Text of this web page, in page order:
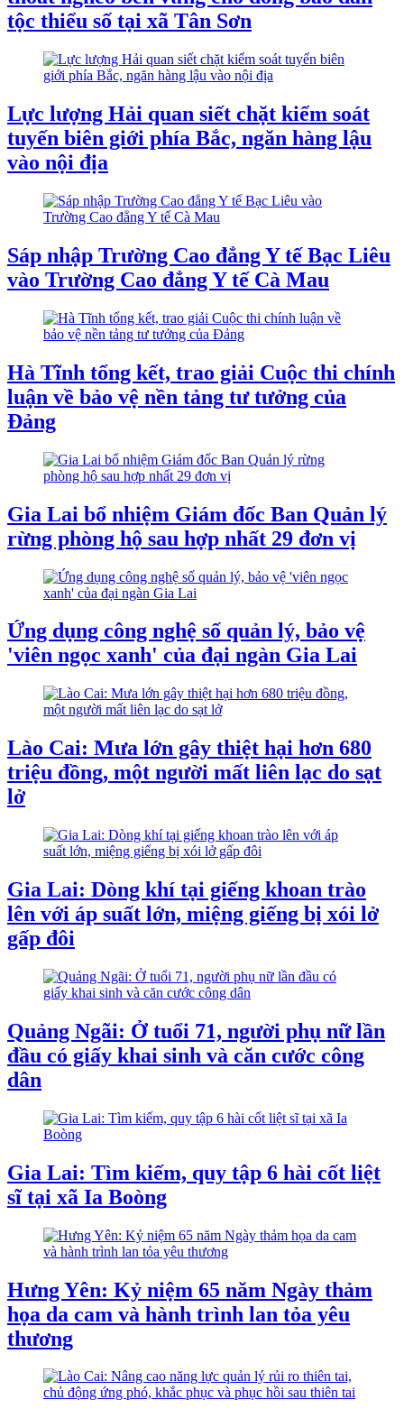
tộc thiểu số tại xã Tân Sơn
Lực lượng Hải quan siết chặt kiểm soát
tuyến biên giới phía Bắc, ngăn hàng lậu
vào nội địa
Sáp nhập Trường Cao đẳng Y tế Bạc Liêu
vào Trường Cao đẳng Y tế Cà Mau
Hà Tĩnh tổng kết, trao giải Cuộc thi chính
luận về bảo vệ nền tảng tư tưởng của
Đảng
Gia Lai bổ nhiệm Giám đốc Ban Quản lý
rừng phòng hộ sau hợp nhất 29 đơn vị
Ứng dụng công nghệ số quản lý, bảo vệ
'viên ngọc xanh' của đại ngàn Gia Lai
Lào Cai: Mưa lớn gây thiệt hại hơn 680
triệu đồng, một người mất liên lạc do sạt
lở
Gia Lai: Dòng khí tại giếng khoan trào
lên với áp suất lớn, miệng giếng bị xói lở
gấp đôi
Quảng Ngãi: Ở tuổi 71, người phụ nữ lần
đầu có giấy khai sinh và căn cước công
dân
Gia Lai: Tìm kiếm, quy tập 6 hài cốt liệt
sĩ tại xã Ia Boòng
Hưng Yên: Kỷ niệm 65 năm Ngày thảm
họa da cam và hành trình lan tỏa yêu
thương